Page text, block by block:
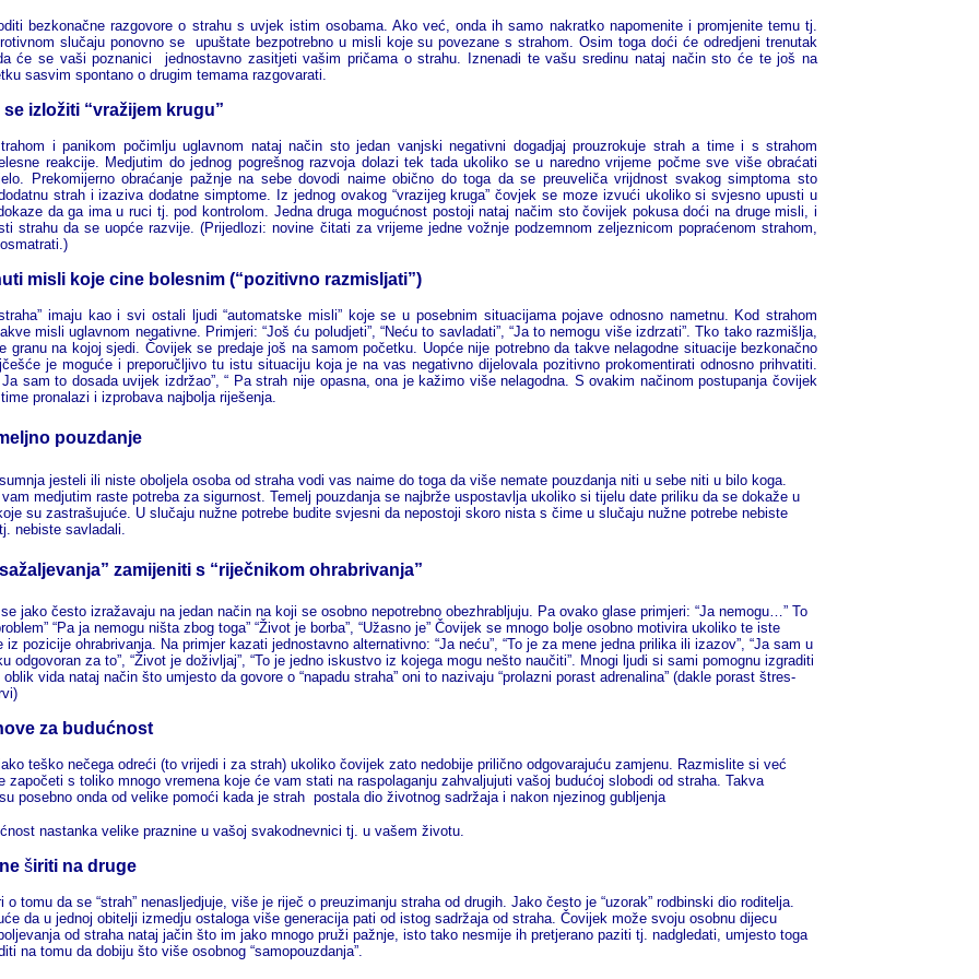
bezkonačne razgovore o strahu s uvjek istim osobama. Ako već, onda ih samo nakratko napomenite i promjenite temu tj.
slučaju ponovno se upuštate bezpotrebno u misli koje su povezane s strahom. Osim toga doći će odredjeni trenutak
će se vaši poznanici jednostavno zasitjeti vašim pričama o strahu. Iznenadi te vašu sredinu nataj način sto će te još na
sasvim spontano o drugim temama razgovarati.
izložiti “vražijem krugu”
i panikom počimlju uglavnom nataj način sto jedan vanjski negativni dogadjaj prouzrokuje strah a time i s strahom
reakcije. Medjutim do jednog pogrešnog razvoja dolazi tek tada ukoliko se u naredno vrijeme počme sve više obraćati
Prekomijerno obraćanje pažnje na sebe dovodi naime obično do toga da se preuveliča vrijdnost svakog simptoma sto
strah i izaziva dodatne simptome. Iz jednog ovakog “vrazijeg kruga” čovjek se moze izvući ukoliko si svjesno upusti u
da ga ima u ruci tj. pod kontrolom. Jedna druga mogućnost postoji nataj načim sto čovijek pokusa doći na druge misli, i
strahu da se uopće razvije. (Prijedlozi: novine čitati za vrijeme jedne vožnje podzemnom zeljeznicom popraćenom strahom,
misli koje cine bolesnim (“pozitivno razmisljati”)
imaju kao i svi ostali ljudi “automatske misli” koje se u posebnim situacijama pojave odnosno nametnu. Kod strahom
misli uglavnom negativne. Primjeri: “Još ću poludjeti”, “Neću to savladati”, “Ja to nemogu više izdrzati”. Tko tako razmišlja,
granu na kojoj sjedi. Čovijek se predaje još na samom početku. Uopće nije potrebno da takve nelagodne situacije bezkonačno
je moguće i preporučljivo tu istu situaciju koja je na vas negativno dijelovala pozitivno prokomentirati odnosno prihvatiti.
Ja sam to dosada uvijek izdržao”, “ Pa strah nije opasna, ona je kažimo više nelagodna. S ovakim načinom postupanja čovijek
pronalazi i izprobava najbolja riješenja.
pouzdanje
jesteli ili niste oboljela osoba od straha vodi vas naime do toga da više nemate pouzdanja niti u sebe niti u bilo koga.
medjutim raste potreba za sigurnost. Temelj pouzdanja se najbrže uspostavlja ukoliko si tijelu date priliku da se dokaže u
su zastrašujuće. U slučaju nužne potrebe budite svjesni da nepostoji skoro nista s čime u slučaju nužne potrebe nebiste
nebiste savladali.
zamijeniti s “riječnikom ohrabrivanja”
jako često izražavaju na jedan način na koji se osobno nepotrebno obezhrabljuju. Pa ovako glase primjeri: “Ja nemogu…” To
“Pa ja nemogu ništa zbog toga” “Život je borba”, “Užasno je” Čovijek se mnogo bolje osobno motivira ukoliko te iste
iz pozicije ohrabrivanja. Na primjer kazati jednostavno alternativno: “Ja neću”, “To je za mene jedna prilika ili izazov”, “Ja sam u
odgovoran za to”, “Život je doživljaj”, “To je jedno iskustvo iz kojega mogu nešto naučiti”. Mnogi ljudi si sami pomognu izgraditi
vida nataj način što umjesto da govore o “napadu straha” oni to nazivaju “prolazni porast adrenalina” (dakle porast štres-
za budućnost
teško nečega odreći (to vrijedi i za strah) ukoliko čovijek zato nedobije prilično odgovarajuću zamjenu. Razmislite si već
započeti s toliko mnogo vremena koje će vam stati na raspolaganju zahvaljujuti vašoj budućoj slobodi od straha. Takva
posebno onda od velike pomoći kada je strah postala dio životnog sadržaja i nakon njezinog gubljenja
nastanka velike praznine u vašoj svakodnevnici tj. u vašem životu.
širiti na druge
o tomu da se “strah” nenasljedjuje, više je riječ o preuzimanju straha od drugih. Jako često je “uzorak” rodbinski dio roditelja.
da u jednoj obitelji izmedju ostaloga više generacija pati od istog sadržaja od straha. Čovijek može svoju osobnu dijecu
od straha nataj jačin što im jako mnogo pruži pažnje, isto tako nesmije ih pretjerano paziti tj. nadgledati, umjesto toga
na tomu da dobiju što više osobnog “samopouzdanja”.